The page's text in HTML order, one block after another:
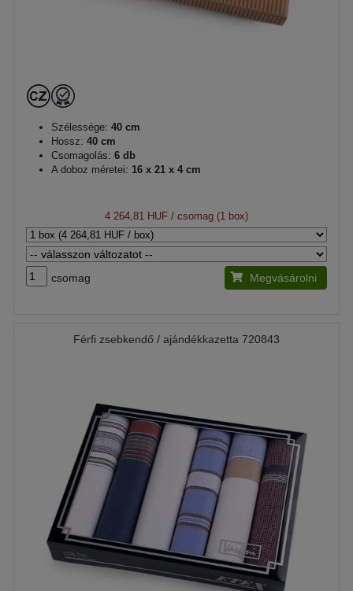
Szélessége: 40 cm
Hossz: 40 cm
Csomagolás: 6 db
A doboz méretei: 16 x 21 x 4 cm
4 264,81 HUF / csomag (1 box)
csomag Megvásárolni
Férfi zsebkendő / ajándékkazetta 720843